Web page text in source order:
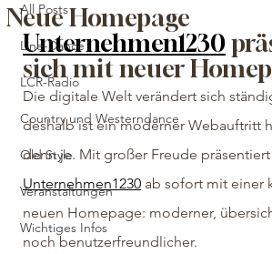
All Posts
Line-Dance
LCR-Radio
Country und Westerndance
Old Style
Veranstaltungen
Wichtiges Infos
Neue Homepage
Unternehmen1230
sich mit neuer
Die digitale Welt verändert sich
deshalb ist ein moderner Webauftritt
denn je. Mit großer Freude präsentiert
Unternehmen1230 ab sofort mit einer
neuen Homepage: moderner,
noch benutzerfreundlicher.